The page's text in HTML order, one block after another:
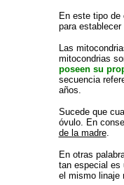
En este tipo
para establecer
Las
mitocondrias
poseen su
secuencia
años.
Sucede que
óvulo. En
de la madre.
En otras
tan especial es
el mismo linaje